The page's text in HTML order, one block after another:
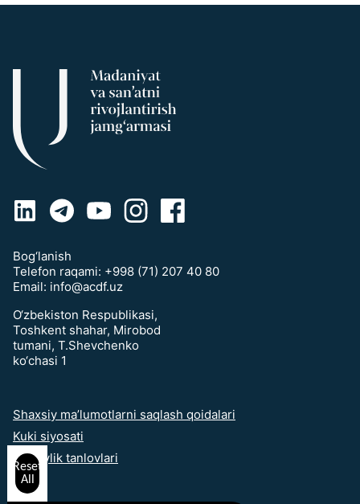
Bog‘lanish
Telefon raqami: +998 (71) 207 40 80
Email: info@acdf.uz
O‘zbekiston Respublikasi,
Toshkent shahar, Mirobod
tumani, T.Shevchenko
ko‘chasi 1
Shaxsiy ma’lumotlarni saqlash qoidalari
Kuki siyosati
Maxfiylik tanlovlari
Reset
All